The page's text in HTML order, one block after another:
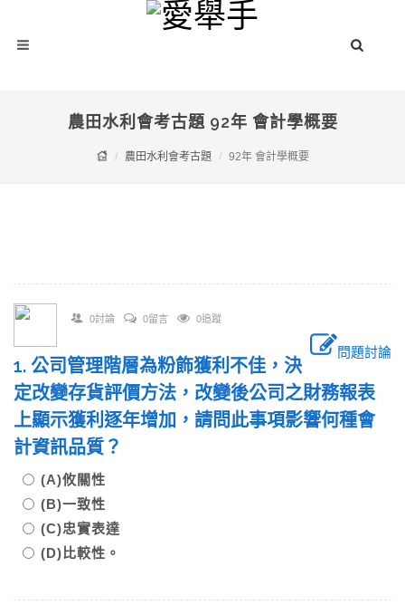
農田水利會考古題 92年 會計學概要
農田水利會考古題 92年 會計學概要
0討論 0留言 0追蹤
問題討論
1. 公司管理階層為粉飾獲利不佳，決
定改變存貨評價方法，改變後公司之財務報表
上顯示獲利逐年增加，請問此事項影響何種會
計資訊品質？
(A)攸關性
(B)一致性
(C)忠實表達
(D)比較性。